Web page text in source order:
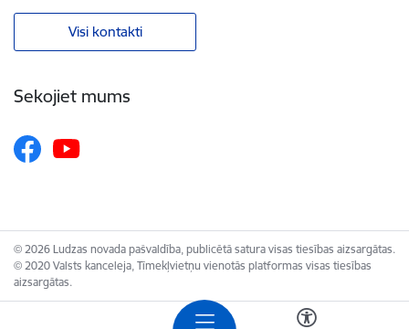
Visi kontakti
Sekojiet mums
© 2026 Ludzas novada pašvaldība, publicētā satura visas tiesības aizsargātas.
© 2020 Valsts kanceleja, Tīmekļvietņu vienotās platformas visas tiesības
aizsargātas.